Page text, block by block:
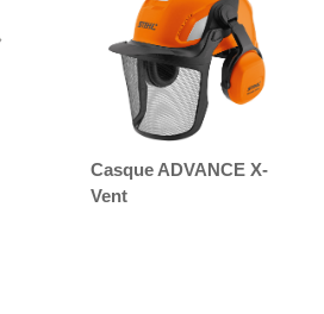
Casque ADVANCE X-
Vent